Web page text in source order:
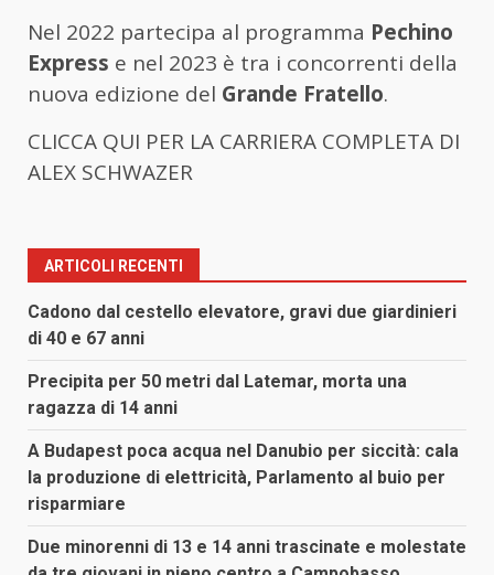
Nel 2022 partecipa al programma Pechino
Express e nel 2023 è tra i concorrenti della
nuova edizione del Grande Fratello.
CLICCA QUI PER LA CARRIERA COMPLETA DI
ALEX SCHWAZER
ARTICOLI RECENTI
Cadono dal cestello elevatore, gravi due giardinieri
di 40 e 67 anni
Precipita per 50 metri dal Latemar, morta una
ragazza di 14 anni
A Budapest poca acqua nel Danubio per siccità: cala
la produzione di elettricità, Parlamento al buio per
risparmiare
Due minorenni di 13 e 14 anni trascinate e molestate